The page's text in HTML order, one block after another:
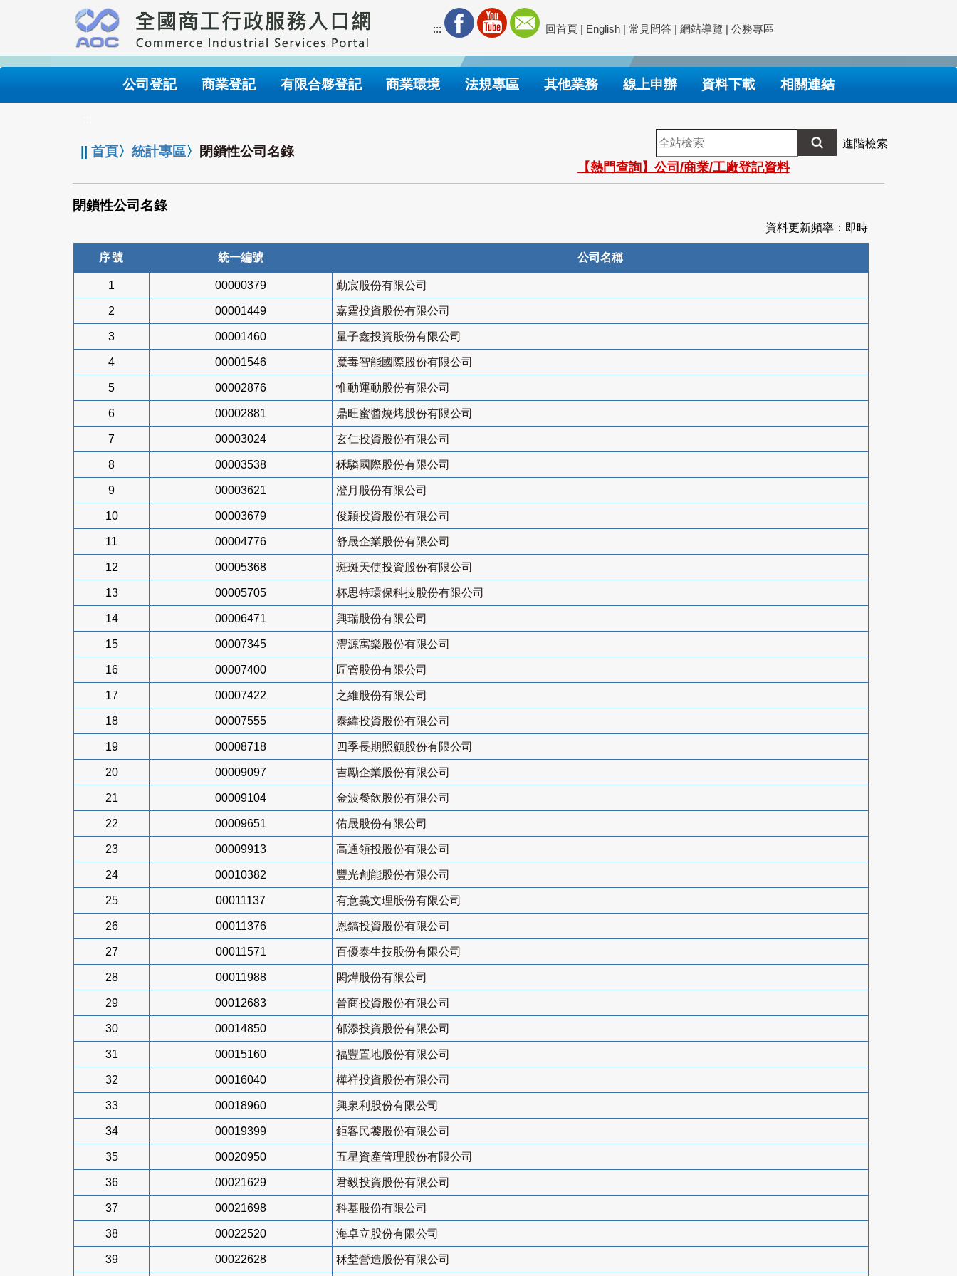
要
內
::: 回首頁 | English | 常見問答 | 網站導覽 | 公務專區
公司登記 商業登記 有限合夥登記 商業環境 法規專區 其他業務 線上申辦 資料下載 相關連結
||首頁〉統計專區〉 閉鎖性公司名錄
全
站
檢
索
進階檢索
【熱門查詢】公司/商業/工廠登記資料
閉鎖性公司名錄
資料更新頻率：即時
序號 統一編號 公司名稱
1 00000379 勤宸股份有限公司
2 00001449 嘉霆投資股份有限公司
3 00001460 量子鑫投資股份有限公司
4 00001546 魔毒智能國際股份有限公司
5 00002876 惟動運動股份有限公司
6 00002881 鼎旺蜜醬燒烤股份有限公司
7 00003024 玄仁投資股份有限公司
8 00003538 秝驎國際股份有限公司
9 00003621 澄月股份有限公司
10 00003679 俊穎投資股份有限公司
11 00004776 舒晟企業股份有限公司
12 00005368 斑斑天使投資股份有限公司
13 00005705 杯思特環保科技股份有限公司
14 00006471 興瑞股份有限公司
15 00007345 灃源寓樂股份有限公司
16 00007400 匠管股份有限公司
17 00007422 之維股份有限公司
18 00007555 泰緯投資股份有限公司
19 00008718 四季長期照顧股份有限公司
20 00009097 吉勵企業股份有限公司
21 00009104 金波餐飲股份有限公司
22 00009651 佑晟股份有限公司
23 00009913 高通領投股份有限公司
24 00010382 豐光創能股份有限公司
25 00011137 有意義文理股份有限公司
26 00011376 恩鎬投資股份有限公司
27 00011571 百優泰生技股份有限公司
28 00011988 閎燁股份有限公司
29 00012683 晉商投資股份有限公司
30 00014850 郁添投資股份有限公司
31 00015160 福豐置地股份有限公司
32 00016040 樺祥投資股份有限公司
33 00018960 興泉利股份有限公司
34 00019399 鉅客民饕股份有限公司
35 00020950 五星資產管理股份有限公司
36 00021629 君毅投資股份有限公司
37 00021698 科基股份有限公司
38 00022520 海卓立股份有限公司
39 00022628 秝埜營造股份有限公司